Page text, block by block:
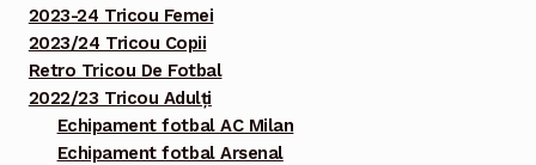
2023-24 Tricou Femei
2023/24 Tricou Copii
Retro Tricou De Fotbal
2022/23 Tricou Adulți
Echipament fotbal AC Milan
Echipament fotbal Arsenal